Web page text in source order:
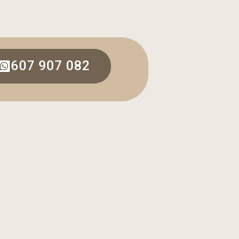
607 907 082